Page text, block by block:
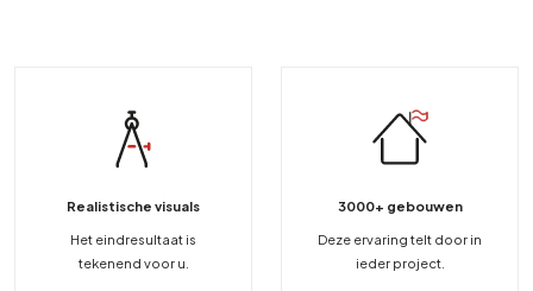
Realistische visuals
Het eindresultaat is
tekenend voor u.
3000+ gebouwen
Deze ervaring telt door in
ieder project.